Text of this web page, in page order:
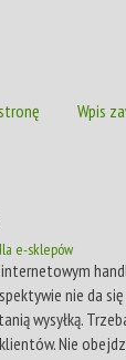
Wpis
e-sklepów
internetowym
nie da
wysyłką.
Nie